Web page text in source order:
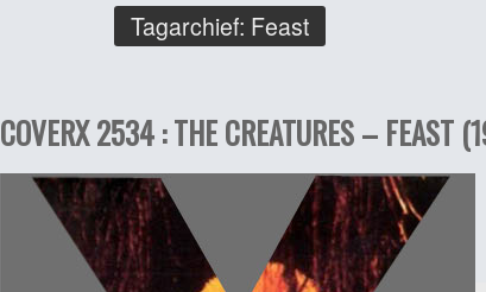
Tagarchief: Feast
COVERX 2534 : THE CREATURES – FEAST